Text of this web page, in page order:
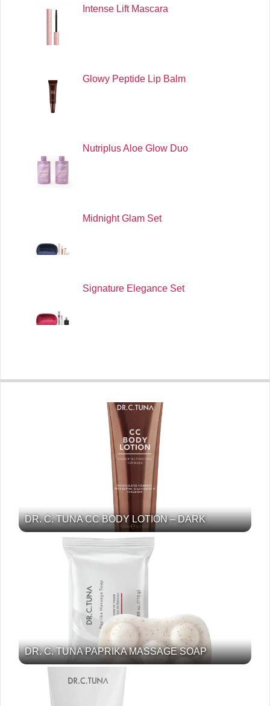
Intense Lift Mascara
Glowy Peptide Lip Balm
Nutriplus Aloe Glow Duo
Midnight Glam Set
Signature Elegance Set
DR. C. TUNA CC BODY LOTION – DARK
DR. C. TUNA PAPRIKA MASSAGE SOAP